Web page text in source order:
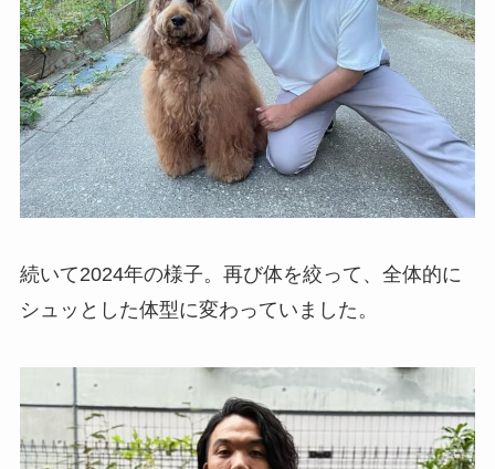
続いて2024年の様子。再び体を絞って、全体的に
シュッとした体型に変わっていました。